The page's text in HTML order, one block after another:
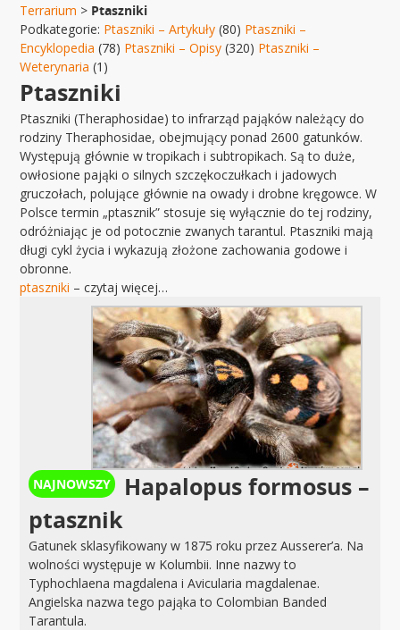
Terrarium > Ptaszniki
Podkategorie: Ptaszniki – Artykuły (80) Ptaszniki –
Encyklopedia (78) Ptaszniki – Opisy (320) Ptaszniki –
Weterynaria (1)
Ptaszniki
Ptaszniki (Theraphosidae) to infrarząd pająków należący do
rodziny Theraphosidae, obejmujący ponad 2600 gatunków.
Występują głównie w tropikach i subtropikach. Są to duże,
owłosione pająki o silnych szczękoczułkach i jadowych
gruczołach, polujące głównie na owady i drobne kręgowce. W
Polsce termin „ptasznik” stosuje się wyłącznie do tej rodziny,
odróżniając je od potocznie zwanych tarantul. Ptaszniki mają
długi cykl życia i wykazują złożone zachowania godowe i
obronne.
ptaszniki – czytaj więcej…
Hapalopus formosus –
ptasznik
Gatunek sklasyfikowany w 1875 roku przez Ausserer’a. Na
wolności występuje w Kolumbii. Inne nazwy to
Typhochlaena magdalena i Avicularia magdalenae.
Angielska nazwa tego pająka to Colombian Banded
Tarantula.